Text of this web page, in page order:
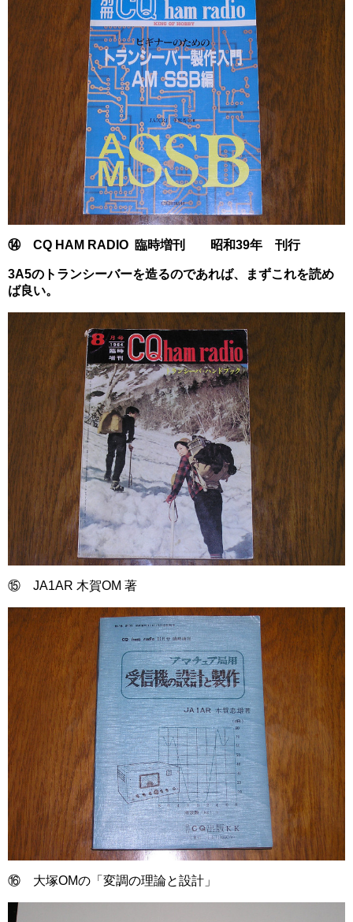
⑭ CQ HAM RADIO 臨時増刊 昭和39年 刊行
3A5のトランシーバーを造るのであれば、まずこれを読め
ば良い。
⑮ JA1AR 木賀OM 著
⑯ 大塚OMの「変調の理論と設計」